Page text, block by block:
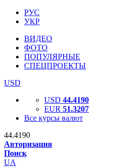
РУС
УКР
ВИДЕО
ФОТО
ПОПУЛЯРНЫЕ
СПЕЦПРОЕКТЫ
USD
USD 44.4190
EUR 51.3207
Все курсы валют
44.4190
Авторизация
Поиск
UA